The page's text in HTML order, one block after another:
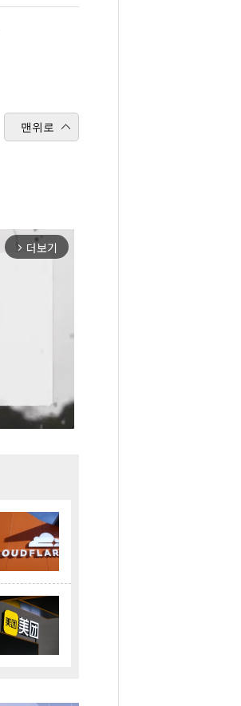
맨위로
arrow_forward_ios 더보기